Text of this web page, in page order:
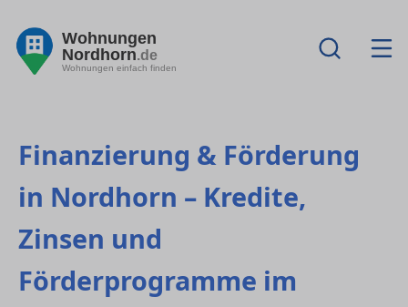
Wohnungen
Nordhorn.de
Wohnungen einfach finden
Finanzierung & Förderung
in Nordhorn – Kredite,
Zinsen und
Förderprogramme im